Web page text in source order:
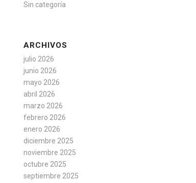
Sin categoría
ARCHIVOS
julio 2026
junio 2026
mayo 2026
abril 2026
marzo 2026
febrero 2026
enero 2026
diciembre 2025
noviembre 2025
octubre 2025
septiembre 2025